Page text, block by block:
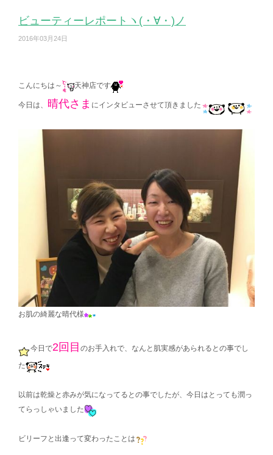
ビューティーレポートヽ(・∀・)ノ
2016年03月24日
こんにちは～ 天神店です
今日は、 晴代さま にインタビューさせて頂きました
お肌の綺麗な晴代様
今日で2回目 のお手入れで、なんと肌実感があられるとの事でし
た
以前は乾燥と赤みが気になってるとの事でしたが、今日はとっても潤っ
てらっしゃいました
ビリーフと出逢って変わったことは